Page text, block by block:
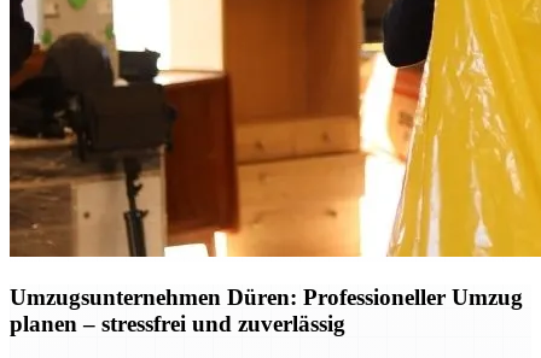
Umzugsunternehmen Düren: Professioneller Umzug
planen – stressfrei und zuverlässig